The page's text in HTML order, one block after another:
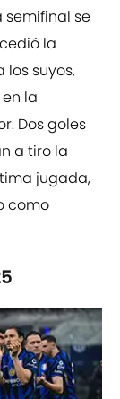
semifinal se
la
los suyos,
la
Dos goles
a tiro la
jugada,
como